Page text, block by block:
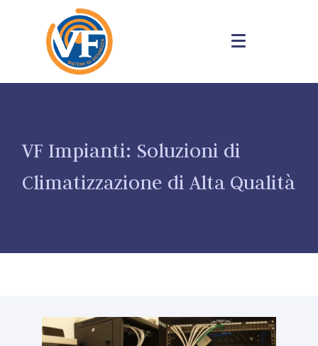
VF Impianti: Soluzioni di
Climatizzazione di Alta Qualità